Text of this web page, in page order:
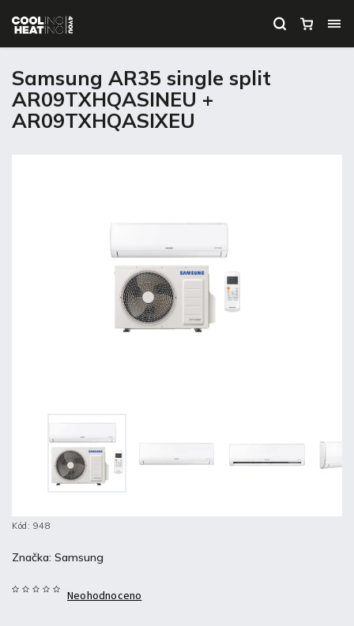
Samsung AR35 single split
AR09TXHQASINEU +
AR09TXHQASIXEU
Kód: 948
Neohodnoceno
Značka: Samsung